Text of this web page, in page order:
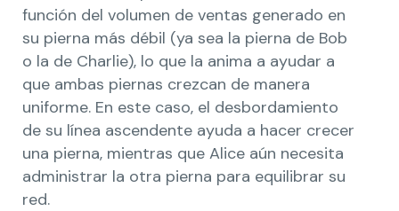
función del volumen de ventas generado en
su pierna más débil (ya sea la pierna de Bob
o la de Charlie), lo que la anima a ayudar a
que ambas piernas crezcan de manera
uniforme. En este caso, el desbordamiento
de su línea ascendente ayuda a hacer crecer
una pierna, mientras que Alice aún necesita
administrar la otra pierna para equilibrar su
red.